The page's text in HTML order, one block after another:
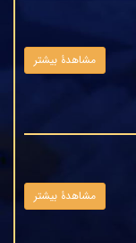
مشاهدۀ بیشتر
مشاهدۀ بیشتر